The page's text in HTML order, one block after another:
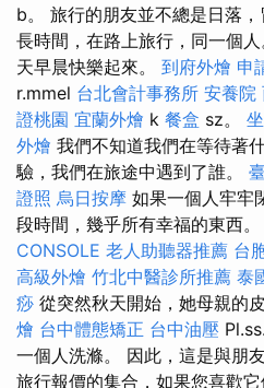
b。 旅行的朋友並不總是日落
長時間，在路上旅行，同一個
天早晨快樂起來。 到府外燴 申
r.mmel 台北會計事務所 安養院
證桃園 宜蘭外燴 k 餐盒 sz。
外燴 我們不知道我們在等待著
驗，我們在旅途中遇到了誰。
證照 烏日按摩 如果一個人牢牢
段時間，幾乎所有幸福的東西。
CONSOLE 老人助聽器推薦 台
高級外燴 竹北中醫診所推薦 泰
痧 從突然秋天開始，她母親的
燴 台中體態矯正 台中油壓
一個人洗滌。 因此，這是與朋
旅行報價的集合，如果您喜歡